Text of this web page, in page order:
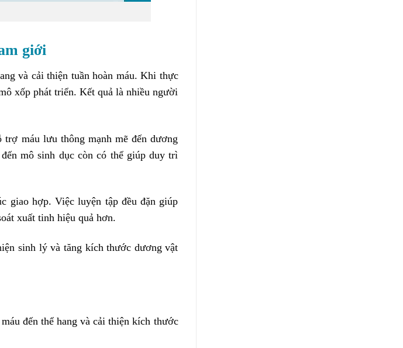
giới
và cải thiện tuần hoàn máu. Khi thực
xốp phát triển. Kết quả là nhiều người
máu lưu thông mạnh mẽ đến dương
mô sinh dục còn có thể giúp duy trì
giao hợp. Việc luyện tập đều đặn giúp
xuất tinh hiệu quả hơn.
sinh lý và tăng kích thước dương vật
đến thể hang và cải thiện kích thước